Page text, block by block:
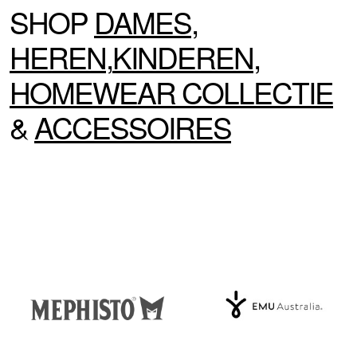
SHOP DAMES,
HEREN,KINDEREN,
HOMEWEARCOLLECTIE
&ACCESSOIRES